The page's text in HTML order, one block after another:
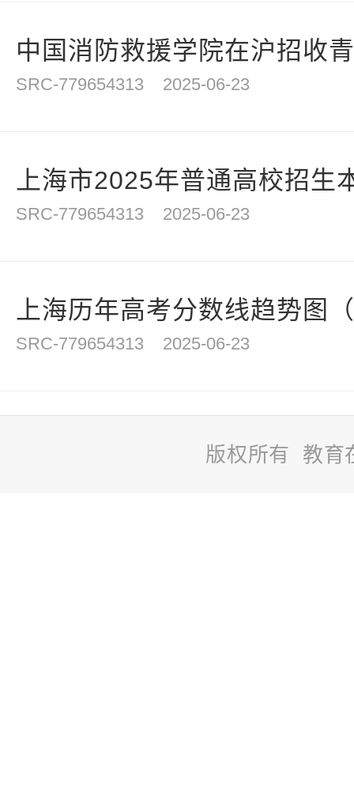
中国消防救援学院在沪招收
SRC-779654313 2025-06-23
上海市2025年普通高校招生
SRC-779654313 2025-06-23
上海历年高考分数线趋势图
SRC-779654313 2025-06-23
版权所有 教育